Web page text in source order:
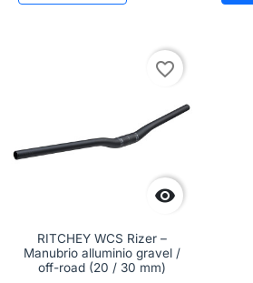

favorite_border
RITCHEY WCS Rizer –
Manubrio alluminio gravel /
off-road (20 / 30 mm)